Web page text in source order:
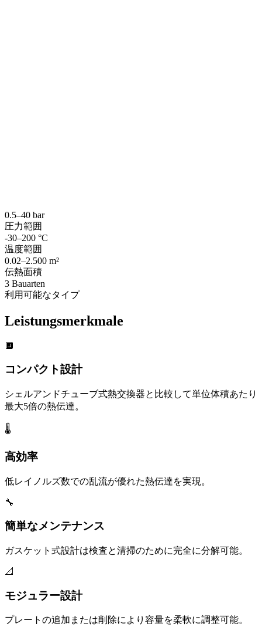
0.5–40 bar
圧力範囲
-30–200 °C
温度範囲
0.02–2.500 m²
伝熱面積
3 Bauarten
利用可能なタイプ
Leistungsmerkmale
🔲
コンパクト設計
シェルアンドチューブ式熱交換器と比較して単位体積あたり
最大5倍の熱伝達。
🌡️
高効率
低レイノルズ数での乱流が優れた熱伝達を実現。
🔧
簡単なメンテナンス
ガスケット式設計は検査と清掃のために完全に分解可能。
📐
モジュラー設計
プレートの追加または削除により容量を柔軟に調整可能。